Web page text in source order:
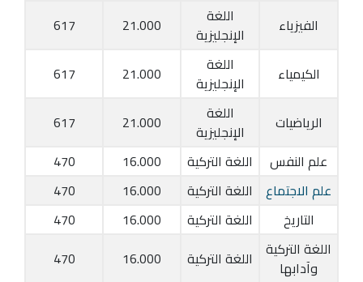
الفيزياء
اللغة
الإنجليزية
21.000
617
الكيمياء
اللغة
الإنجليزية
21.000
617
الرياضيات
اللغة
الإنجليزية
21.000
617
علم النفس
اللغة التركية 16.000
470
علم الاجتماع اللغة التركية 16.000
470
التاريخ
اللغة التركية 16.000
470
اللغة التركية
وآدابها
اللغة التركية 16.000
470